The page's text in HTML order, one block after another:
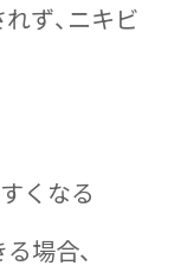
ず、ニキビ
くなる
場合、